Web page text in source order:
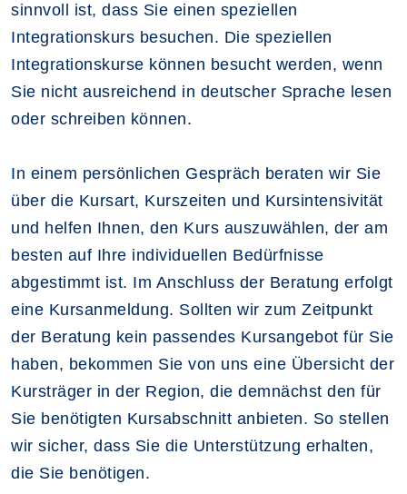
sinnvoll ist, dass Sie einen speziellen
Integrationskurs besuchen. Die speziellen
Integrationskurse können besucht werden, wenn
Sie nicht ausreichend in deutscher Sprache lesen
oder schreiben können.
In einem persönlichen Gespräch beraten wir Sie
über die Kursart, Kurszeiten und Kursintensivität
und helfen Ihnen, den Kurs auszuwählen, der am
besten auf Ihre individuellen Bedürfnisse
abgestimmt ist. Im Anschluss der Beratung erfolgt
eine Kursanmeldung. Sollten wir zum Zeitpunkt
der Beratung kein passendes Kursangebot für Sie
haben, bekommen Sie von uns eine Übersicht der
Kursträger in der Region, die demnächst den für
Sie benötigten Kursabschnitt anbieten. So stellen
wir sicher, dass Sie die Unterstützung erhalten,
die Sie benötigen.